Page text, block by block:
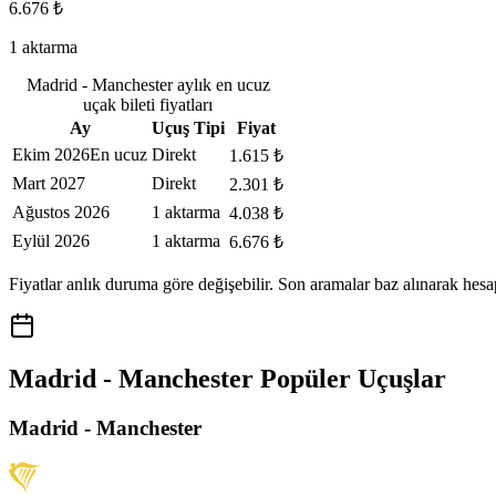
6.676 ₺
1 aktarma
Madrid - Manchester aylık en ucuz
uçak bileti fiyatları
Ay
Uçuş Tipi
Fiyat
Ekim 2026En ucuz Direkt
1.615 ₺
Mart 2027
Direkt
2.301 ₺
Ağustos 2026
1 aktarma 4.038 ₺
Eylül 2026
1 aktarma 6.676 ₺
Fiyatlar anlık duruma göre değişebilir. Son aramalar baz alınarak
Madrid - Manchester Popüler Uçuşlar
Madrid - Manchester